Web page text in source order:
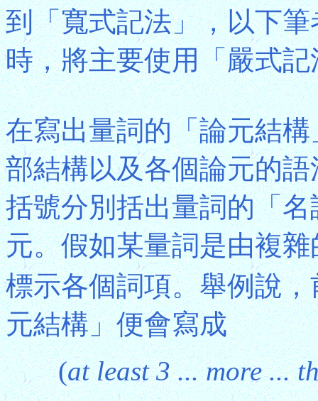
到「寬式記法」，以下
時，將主要使用「嚴式記
在寫出量詞的「論元結
部結構以及各個論元的
括號分別括出量詞的「
元。假如某量詞是由複
標示各個詞項。舉例說，
元結構」便會寫成
(at least 3 ... more ...